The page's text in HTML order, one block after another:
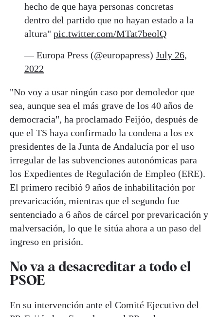
hecho de que haya personas concretas
dentro del partido que no hayan estado a la
altura" pic.twitter.com/MTat7beolQ
— Europa Press (@europapress) July 26,
2022
"No voy a usar ningún caso por demoledor que
sea, aunque sea el más grave de los 40 años de
democracia", ha proclamado Feijóo, después de
que el TS haya confirmado la condena a los ex
presidentes de la Junta de Andalucía por el uso
irregular de las subvenciones autonómicas para
los Expedientes de Regulación de Empleo (ERE).
El primero recibió 9 años de inhabilitación por
prevaricación, mientras que el segundo fue
sentenciado a 6 años de cárcel por prevaricación y
malversación, lo que le sitúa ahora a un paso del
ingreso en prisión.
No va a desacreditar a todo el
PSOE
En su intervención ante el Comité Ejecutivo del